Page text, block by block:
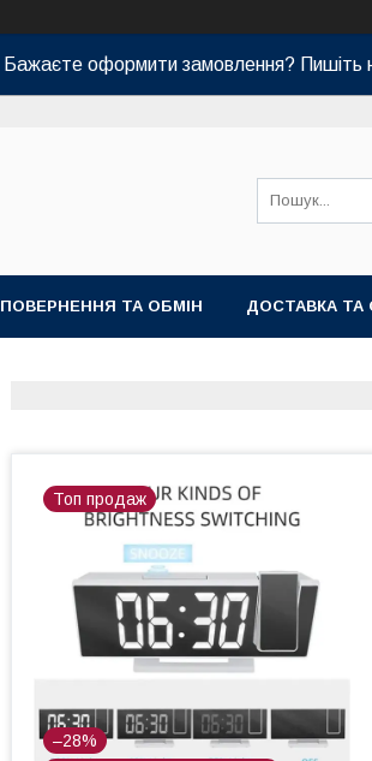
Бажаєте оформити замовлення?
ПОВЕРНЕННЯ ТА ОБМІН ДОСТАВКА ТА
Топ продаж
–28%